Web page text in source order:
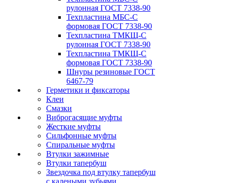
рулонная ГОСТ 7338-90
Техпластина МБС-С
формовая ГОСТ 7338-90
Техпластина ТМКЩ-С
рулонная ГОСТ 7338-90
Техпластина ТМКЩ-С
формовая ГОСТ 7338-90
Шнуры резиновые ГОСТ
6467-79
Герметики и фиксаторы
Клеи
Смазки
Виброгасящие муфты
Жесткие муфты
Сильфонные муфты
Спиральные муфты
Втулки зажимные
Втулки тапербуш
Звездочка под втулку тапербуш
c калеными зубьями